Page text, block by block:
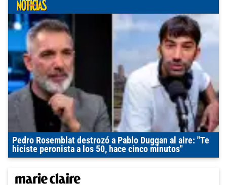
Pedro Rosemblat destrozó a Pablo Duggan al aire: "Te
hiciste peronista a los 50, hace cinco minutos"